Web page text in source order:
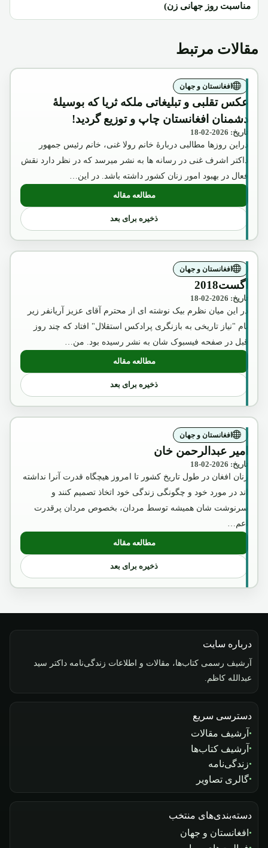
مناسبت روز جهانی زن)
مقالات مرتبط
افغانستان و جهان
عکس تقلبی و تبلیغاتی ملکه ثریا که بوسیلۀ
دشمنان افغانستان چاپ و توزیع گردید!
تاریخ: 2026-02-18
دراین روزها مطالبی دربارۀ خانم رولا غنی، خانم رئیس جمهور
داکتر اشرف غنی در رسانه ها به نشر میرسد که در نظر دارد نقش
فعال در بهبود امور زنان کشور داشته باشد. در این…
مطالعه مقاله: عکس تقلبی و تبلیغاتی ملکه ثریا که
ذخیره برای بعد
افغانستان و جهان
آگست2018
تاریخ: 2026-02-18
در این میان نظرم بیک نوشته ای از محترم آقای عزیز آریانفر زیر
نام "نیاز تاریخی به بازنگری پرادکس استقلال" افتاد که چند روز
قبل در صفحه فیسبوک شان به نشر رسیده بود. من…
مطالعه مقاله
: آگست2018
ذخیره برای بعد
افغانستان و جهان
امیر عبدالرحمن خان
تاریخ: 2026-02-18
زنان افغان در طول تاریخ کشور تا امروز هیچگاه قدرت آنرا نداشته
اند در مورد خود و چگونگی زندگی خود اتخاذ تصمیم کنند و
سرنوشت شان همیشه توسط مردان، بخصوص مردان پرقدرت
اعم…
مطالعه مقاله: امیر عبدالرحمن خان
ذخیره برای بعد
درباره سایت
آرشیف رسمی کتاب‌ها، مقالات و اطلاعات زندگی‌نامه داکتر سید
عبدالله کاظم.
دسترسی سریع
آرشیف مقالات
آرشیف کتاب‌ها
زندگی‌نامه
گالری تصاویر
دسته‌بندی‌های منتخب
افغانستان و جهان